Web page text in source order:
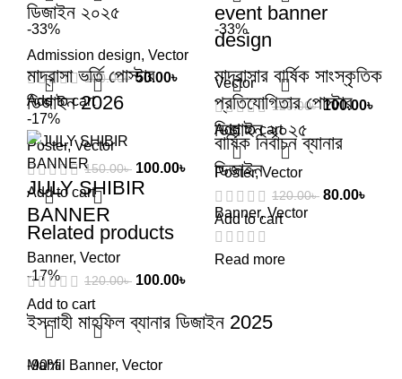
ডিজাইন ২০২৫
Admission design, Vector
100.00৳ 50.00৳
Add to cart
event banner
design
Vector
120.00৳ 100.00৳
Add to cart
-33%
মাদ্রাসা ভর্তি পোস্টার
ডিজাইন 2026
Poster,Vector
150.00৳ 100.00৳
Add to cart
-33%
মাদ্রাসার বার্ষিক সাংস্কৃতিক
প্রতিযোগিতার পোস্টার
ডিজাইন ২০২৫
Poster,Vector
120.00৳ 80.00৳
Add to cart
-17%
JULY SHIBIR
BANNER
Banner, Vector
120.00৳ 100.00৳
Add to cart
বার্ষিক নির্বাচন ব্যানার
ডিজাইন
Banner,Vector
Read more
Related products
-17%
ইসলাহী মাহফিল ব্যানার ডিজাইন 2025
Mahfil Banner, Vector
-90%